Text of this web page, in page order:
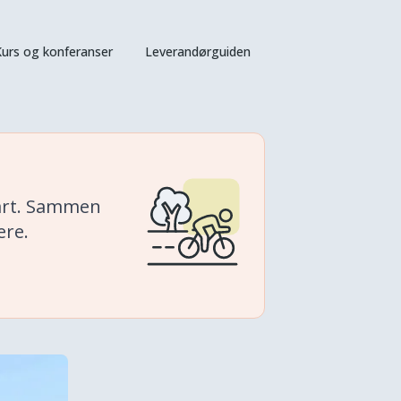
og konferanser Leverandørguiden
Sammen